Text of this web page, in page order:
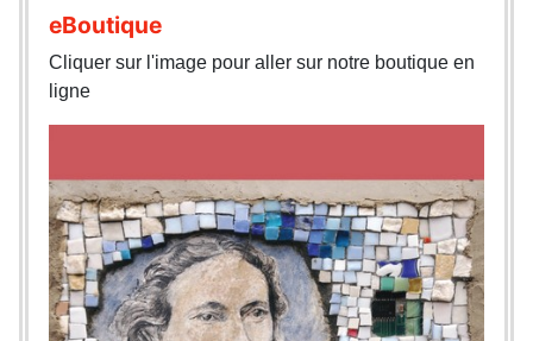
eBoutique
Cliquer sur l'image pour aller sur notre boutique en
ligne